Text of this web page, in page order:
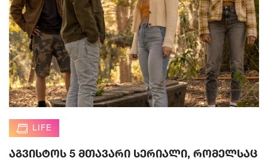
LIFE
აგვისტოს 5 მთავარი სერიალი, რომელსაც